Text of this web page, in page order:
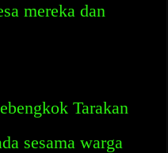
mereka dan
Tarakan
sesama warga